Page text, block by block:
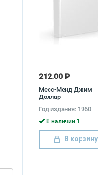
212.00 ₽
Месс-Менд Джим
Доллар
Год издания: 1960
В наличии 1
В корзину